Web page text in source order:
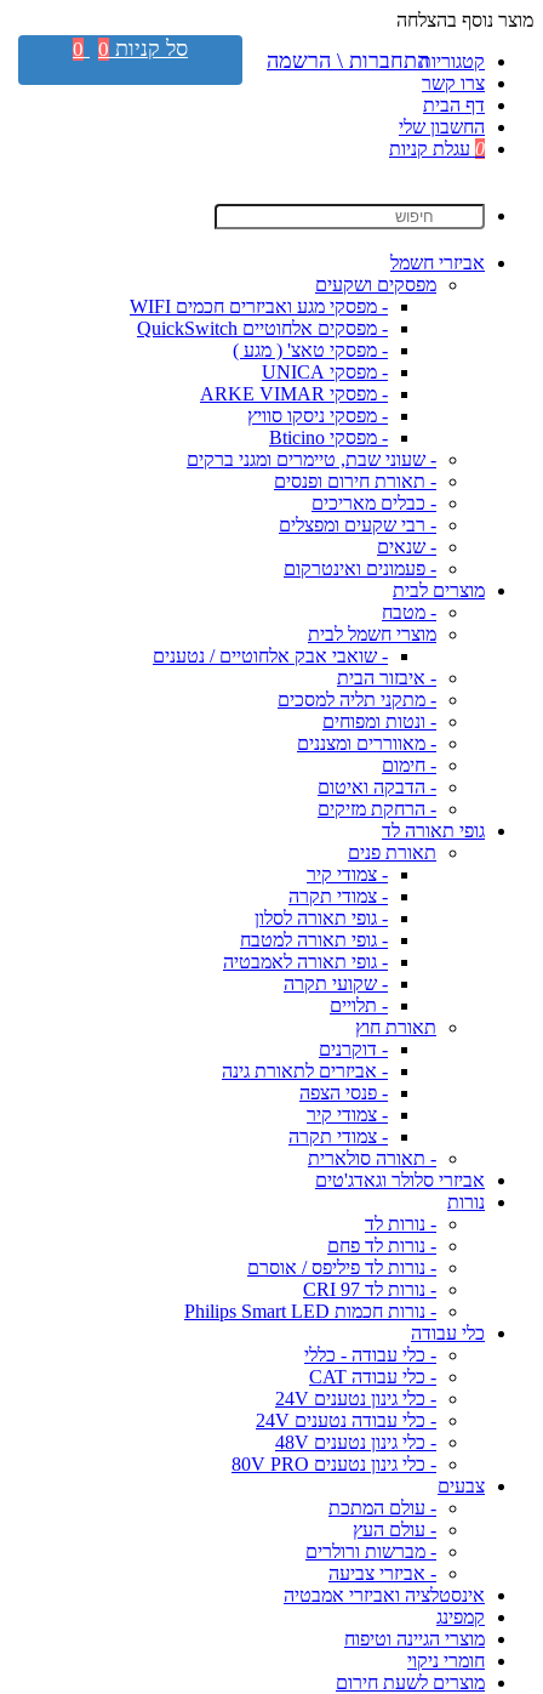
מוצר נוסף בהצלחה
קטגוריות
צרו קשר
דף הבית
החשבון שלי
0 עגלת קניות
אביזרי חשמל
מפסקים ושקעים
- מפסקי מגע ואביזרים חכמים WIFI
- מפסקים אלחוטיים QuickSwitch
- מפסקי טאצ' ( מגע )
- מפסקי UNICA
- מפסקי ARKE VIMAR
- מפסקי ניסקו סוויץ
- מפסקי Bticino
- שעוני שבת, טיימרים ומגני ברקים
- תאורת חירום ופנסים
- כבלים מאריכים
- רבי שקעים ומפצלים
- שנאים
- פעמונים ואינטרקום
מוצרים לבית
- מטבח
מוצרי חשמל לבית
- שואבי אבק אלחוטיים / נטענים
- איבזור הבית
- מתקני תליה למסכים
- ונטות ומפוחים
- מאווררים ומצננים
- חימום
- הדבקה ואיטום
- הרחקת מזיקים
גופי תאורה לד
תאורת פנים
- צמודי קיר
- צמודי תקרה
- גופי תאורה לסלון
- גופי תאורה למטבח
- גופי תאורה לאמבטיה
- שקועי תקרה
- תלויים
תאורת חוץ
- דוקרנים
- אביזרים לתאורת גינה
- פנסי הצפה
- צמודי קיר
- צמודי תקרה
- תאורה סולארית
אביזרי סלולר וגאדג'טים
נורות
- נורות לד
- נורות לד פחם
- נורות לד פיליפס / אוסרם
- נורות לד CRI 97
- נורות חכמות Philips Smart LED
כלי עבודה
- כלי עבודה - כללי
- כלי עבודה CAT
- כלי גינון נטענים 24V
- כלי עבודה נטענים 24V
- כלי גינון נטענים 48V
- כלי גינון נטענים 80V PRO
צבעים
- עולם המתכת
- עולם העץ
- מברשות ורולרים
- אביזרי צביעה
אינסטלציה ואביזרי אמבטיה
קמפינג
מוצרי הגיינה וטיפוח
חומרי ניקוי
מוצרים לשעת חירום
התחברות \ הרשמה סל קניות 0
0